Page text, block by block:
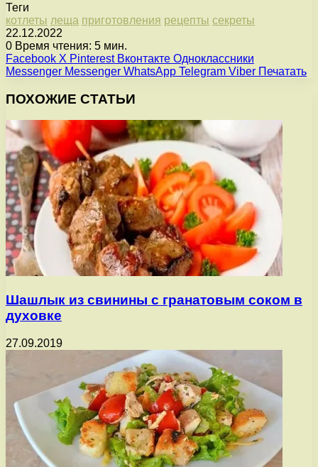
Теги
котлеты леща приготовления рецепты секреты
22.12.2022
0 Время чтения: 5 мин.
Facebook X Pinterest Вконтакте Одноклассники
Messenger Messenger WhatsApp Telegram Viber Печатать
ПОХОЖИЕ СТАТЬИ
Шашлык из свинины с гранатовым соком в
духовке
27.09.2019